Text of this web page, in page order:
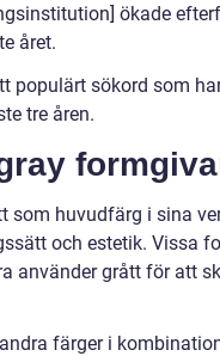
ökade
året.
populärt sökord som
tre åren.
som huvudfärg i sina
och estetik. Vissa
använder grått för att
färger i